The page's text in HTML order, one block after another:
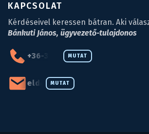
KAPCSOLAT
Kérdéseivel keressen bátran. Aki
Bánkuti János, ügyvezető-tulajdonos
MUTAT
+36-34-590-027
MUTAT
eld@eld.hu